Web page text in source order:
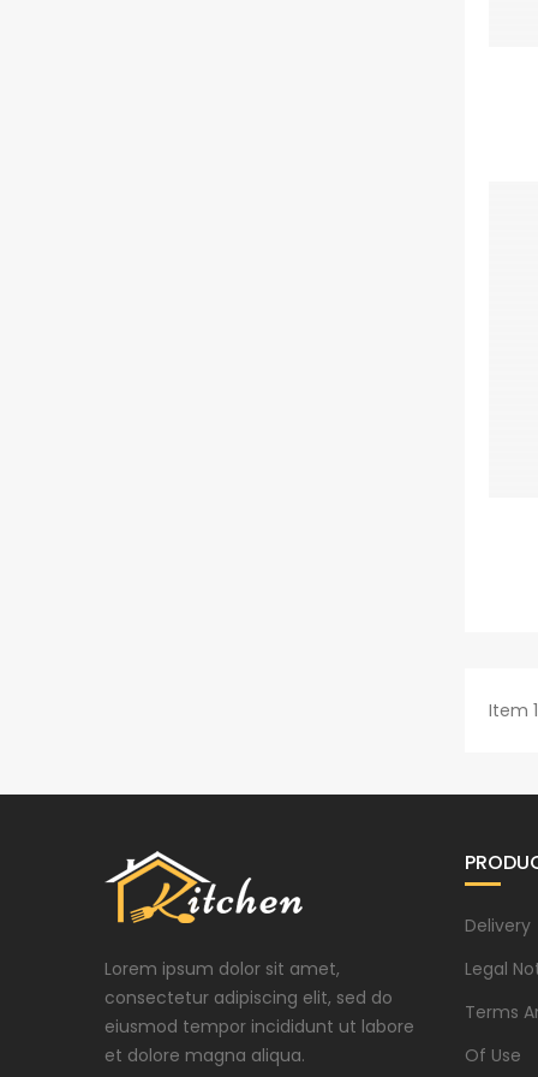
Item
Lorem ipsum dolor sit amet,
consectetur adipiscing elit, sed do
eiusmod tempor incididunt ut labore
et dolore magna aliqua.
Delivery
Legal
Terms
Of Use